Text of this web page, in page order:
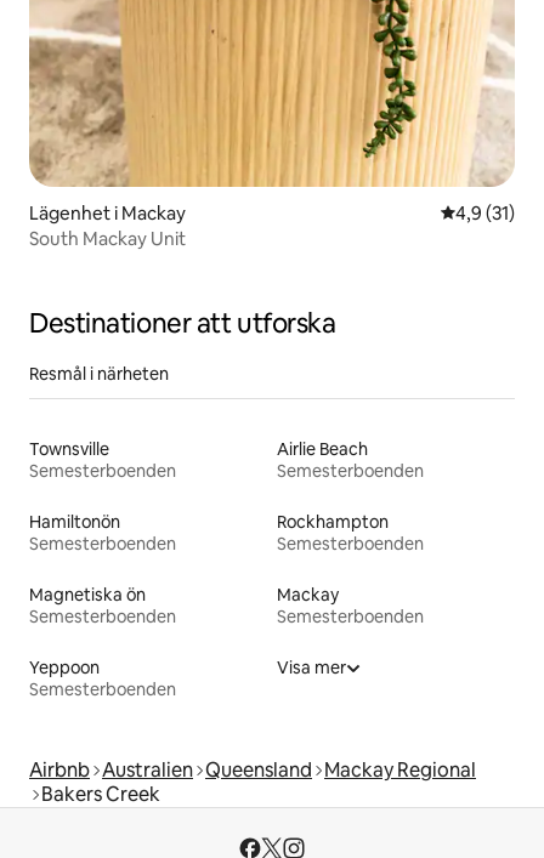
Lägenhet i Mackay 4,9 av 5 i
4,9 (31)
South Mackay Unit
Destinationer att utforska
Resmål i närheten
Townsville
Semesterboenden
Airlie Beach
Semesterboenden
Hamiltonön
Semesterboenden
Rockhampton
Semesterboenden
Magnetiska ön
Semesterboenden
Mackay
Semesterboenden
Yeppoon
Semesterboenden
Visa mer
Airbnb Australien Queensland Mackay Regional
Bakers Creek